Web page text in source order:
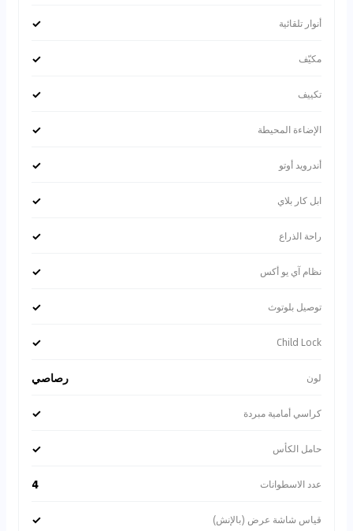
أنوار تلقائية ✓
مكيّف ✓
تكييف ✓
الإضاءة المحيطة ✓
أندرويد أوتو ✓
ابل كار بلاي ✓
راحة الذراع ✓
نظام آي يو أكس ✓
توصيل بلوتوث ✓
Child Lock
✓
لون رصاصي
كراسي أمامية مبردة ✓
حامل الكأس ✓
عدد الاسطوانات 4
قياس شاشة عرض (بالإنش) ✓